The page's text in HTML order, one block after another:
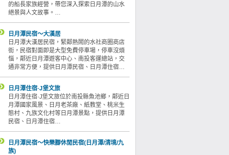
的船長家族經營，帶您深入探索日月潭的山水
絕景與人文故事。…
日月潭民宿～大漢居
日月潭大漢居民宿，緊鄰熱鬧的水社商圈商店
街，民宿對面即是大型免費停車場，停車沒煩
惱，鄰近日月潭遊客中心、南投客運總站，交
通非常方便，提供日月潭民宿、日月潭住宿…
日月潭住宿·J堡文旅
日月潭住宿·J堡文旅位於南投縣魚池鄉，鄰近日
月潭國家風景、日月老茶廠、紙教堂、桃米生
態村、九族文化村等日月潭景點，提供日月潭
民宿、日月潭住宿…
日月潭民宿～快樂腳休閒民宿(日月潭/清境/九
族)